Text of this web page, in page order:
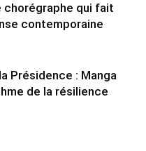
chorégraphe qui fait
contemporaine
Présidence : Manga
de la résilience